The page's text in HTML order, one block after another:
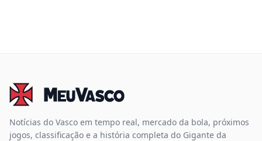
Notícias do Vasco em tempo real, mercado da bola, próximos
jogos, classificação e a história completa do Gigante da